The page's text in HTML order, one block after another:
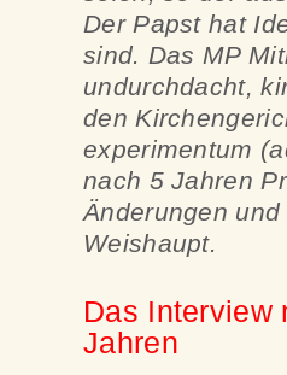
Der Papst hat
sind. Das MP
undurchdacht,
den
experimentum
nach 5 Jahren
Änderungen
Weishaupt.
Das Interview
Jahren